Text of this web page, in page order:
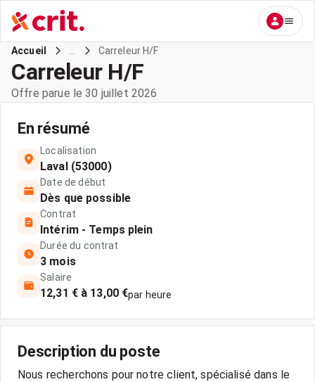
Accueil Carreleur H/F
Carreleur H/F
Offre parue le 30 juillet 2026
En résumé
Localisation
Laval (53000)
Date de début
Dès que possible
Contrat
Intérim - Temps plein
Durée du contrat
3 mois
Salaire
12,31 € à 13,00 €par heure
Description du poste
Nous recherchons pour notre client, spécialisé dans le